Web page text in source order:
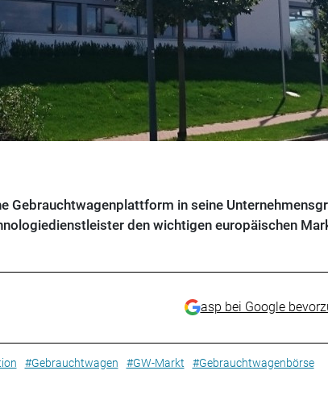
Gebrauchtwagenplattform in seine
den wichtigen europäischen
asp bei Google
#Gebrauchtwagen #GW-Markt
#Gebrauchtwagenbörse